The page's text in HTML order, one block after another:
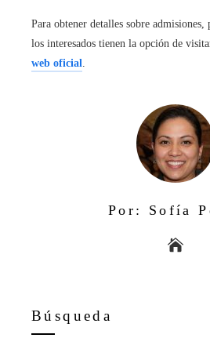
Para obtener detalles sobre admisiones,
los interesados tienen la opción de
web oficial.
Por: Sofía
Búsqueda